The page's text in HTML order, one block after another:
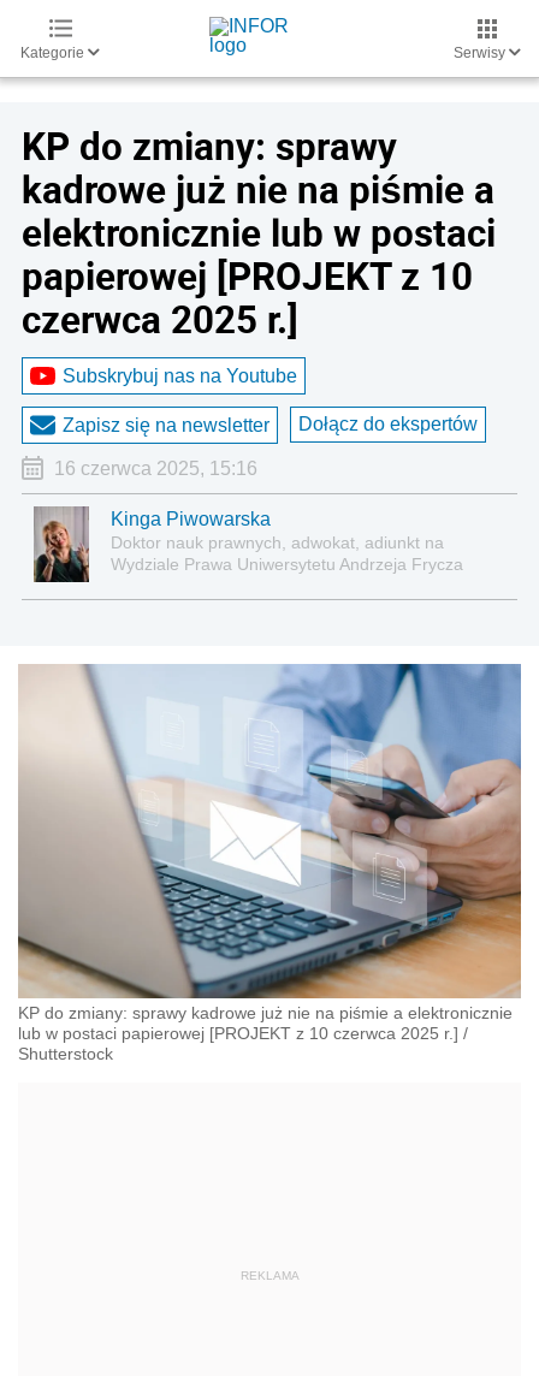
Kategorie Serwisy
KP do zmiany: sprawy
kadrowe już nie na piśmie a
elektronicznie lub w postaci
papierowej [PROJEKT z 10
czerwca 2025 r.]
Subskrybuj nas na Youtube
Zapisz się na newsletter Dołącz do ekspertów
16 czerwca 2025, 15:16
Kinga Piwowarska
Doktor nauk prawnych, adwokat, adiunkt na
Wydziale Prawa Uniwersytetu Andrzeja Frycza
administracyjnoprawnych aspektach związanych z
pracą i pomocą socjalną.
KP do zmiany: sprawy kadrowe już nie na piśmie a elektronicznie
lub w postaci papierowej [PROJEKT z 10 czerwca 2025 r.] /
Shutterstock